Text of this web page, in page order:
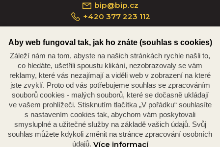
bip@bip.cz
+420 377 223 112
Náměstí Republiky 234/35, 301 00 Plzeň
Aby web fungoval tak, jak ho znáte (souhlas s cookies)
Záleží nám na tom, abyste na našich stránkách rychle našli to,
co hledáte, ušetřili spoustu klikání, nezobrazovaly se vám
reklamy, které vás nezajímají a viděli web v zobrazení na které
jste zvyklí. Proto od vás potřebujeme souhlas se zpracováním
souborů cookies - malých souborů, které se dočasně ukládají
ve vašem prohlížeči. Stisknutím tlačítka „V pořádku“ souhlasíte
s nastavením cookies tak, abychom vám poskytovali
smysluplné a užitečné služby na základě vašich údajů. Svůj
souhlas můžete kdykoli změnit na stránce zpracování osobních
údajů. Více informací